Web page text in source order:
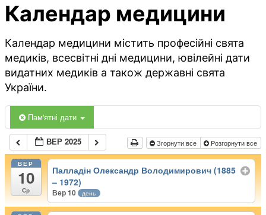
Календар медицини
Календар медицини містить професійні свята
медиків, всесвітні дні медицини, ювілейні дати
видатних медиків а також державні свята
України.
Пам'ятні дати
ВЕР 2025 Згорнути все Розгорнути все
ВЕР
10
Ср
Палладін Олександр Володимирович (1885
– 1972)
Вер 10 день